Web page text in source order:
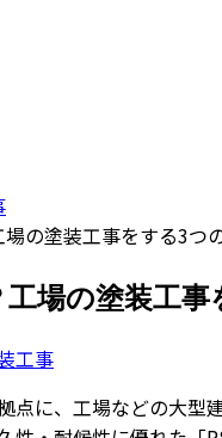
の塗装工事をする3つ
場の塗装工
工事
点に、工場などの大型